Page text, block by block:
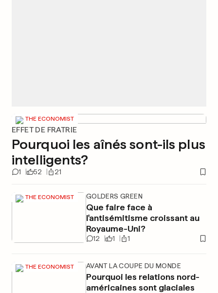
THE ECONOMIST
EFFET DE FRATRIE
Pourquoi les aînés sont-ils plus
intelligents?
1 52 21
THE ECONOMIST GOLDERS GREEN
Que faire face à
l'antisémitisme croissant au
Royaume-Uni?
12 1 1
THE ECONOMIST AVANT LA COUPE DU MONDE
Pourquoi les relations nord-
américaines sont glaciales